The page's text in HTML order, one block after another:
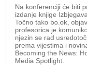
Na konferenciji će biti
izdanje knjige
Točno tako bo.ok,
profesorica je
njezin se rad
prema vijestima i
Becoming the News:
Media Spotlight.